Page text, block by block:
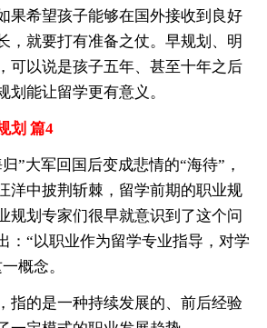
果希望孩子能够在国外接收到良好
，就要打有准备之仗。早规划、明
可以说是孩子五年、甚至十年之后
划能让留学更有意义。
划 篇4
大军回国后变成悲情的“海待”，
洋中披荆斩棘，留学前期的职业规
规划专家们很早就意识到了这个问
：“以职业作为留学专业指导，对学
概念。
的是一种持续发展的、前后经验